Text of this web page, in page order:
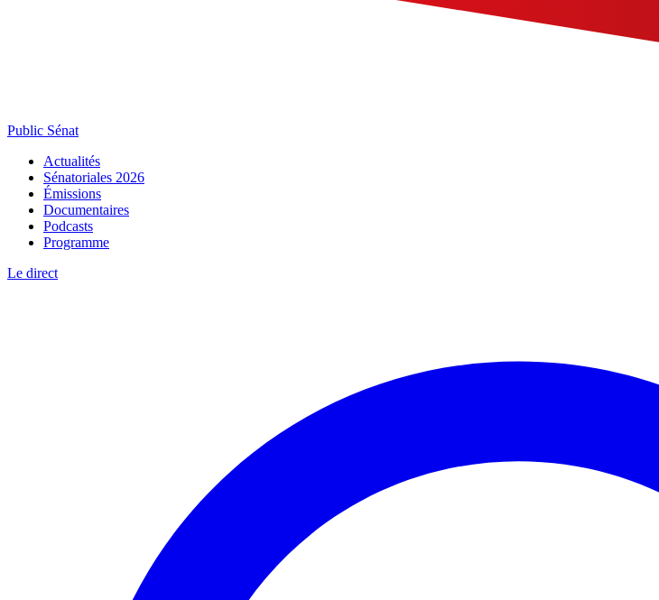
Public Sénat
Actualités
Sénatoriales 2026
Émissions
Documentaires
Podcasts
Programme
Le direct